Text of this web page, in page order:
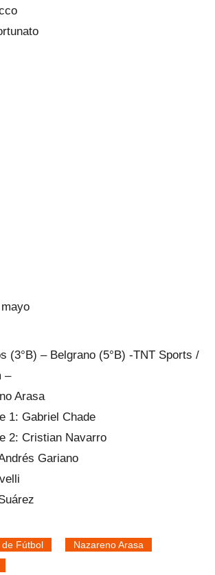
(3°B) – Belgrano (5°B) -TNT Sports /
–
Arasa
1: Gabriel Chade
2: Cristian Navarro
Gariano
de Fútbol
Nazareno Arasa